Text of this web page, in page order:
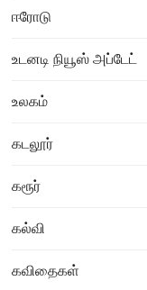
ஈரோடு
உடனடி நியூஸ் அப்டேட்
உலகம்
கடலூர்
கரூர்
கல்வி
கவிதைகள்